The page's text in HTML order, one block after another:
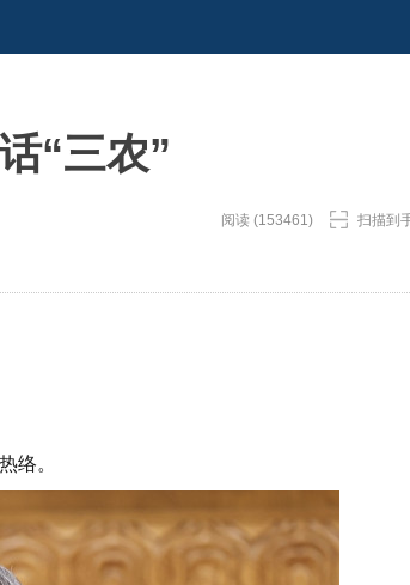
“三农”
阅读 (153461) 扫描到
络。